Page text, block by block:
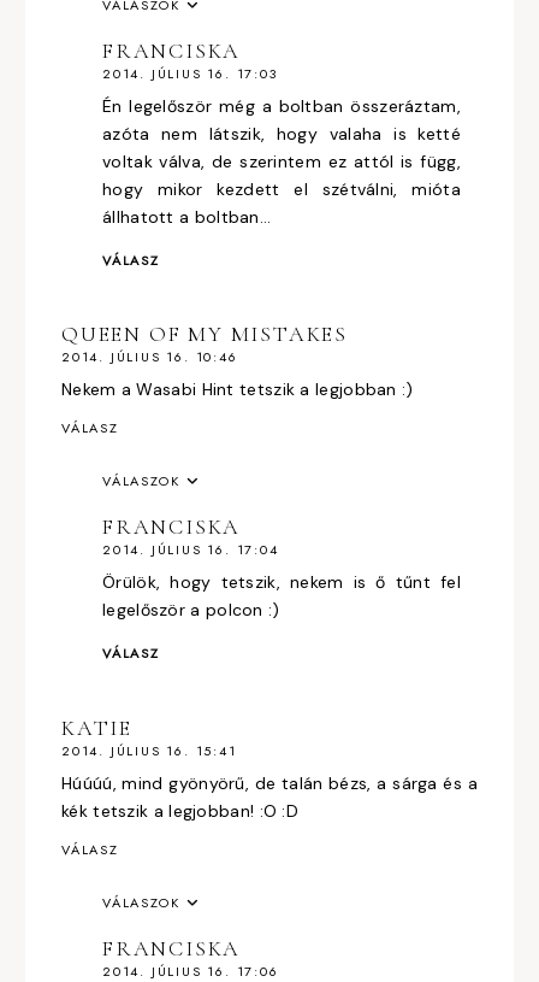
VÁLASZOK
FRANCISKA
2014. JÚLIUS 16. 17:03
Én legelőször még a boltban összeráztam,
azóta nem látszik, hogy valaha is ketté
voltak válva, de szerintem ez attól is függ,
hogy mikor kezdett el szétválni, mióta
állhatott a boltban...
VÁLASZ
QUEEN OF MY MISTAKES
2014. JÚLIUS 16. 10:46
Nekem a Wasabi Hint tetszik a legjobban :)
VÁLASZ
VÁLASZOK
FRANCISKA
2014. JÚLIUS 16. 17:04
Örülök, hogy tetszik, nekem is ő tűnt fel
legelőször a polcon :)
VÁLASZ
KATIE
2014. JÚLIUS 16. 15:41
Húúúú, mind gyönyörű, de talán bézs, a sárga és a
kék tetszik a legjobban! :O :D
VÁLASZ
VÁLASZOK
FRANCISKA
2014. JÚLIUS 16. 17:06